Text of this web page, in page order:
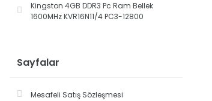
Kingston 4GB DDR3 Pc Ram Bellek
1600MHz KVR16N11/4 PC3-12800
Sayfalar
Mesafeli Satış Sözleşmesi